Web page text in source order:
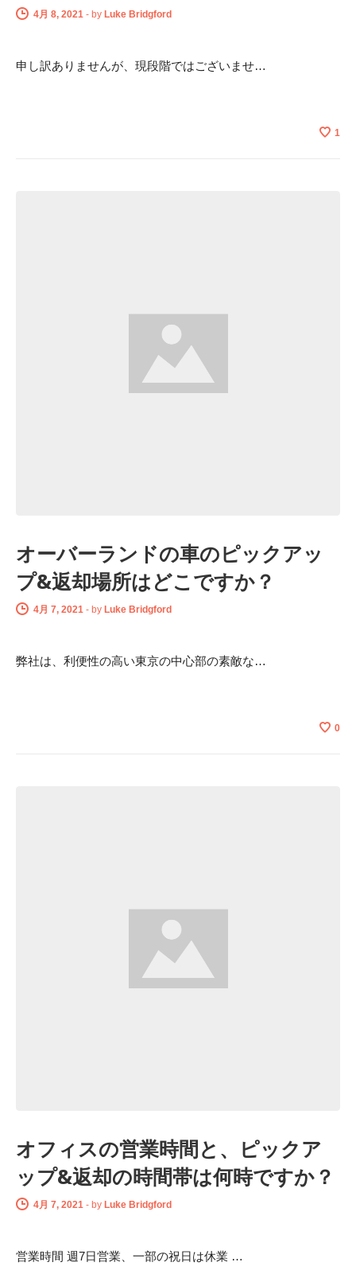
4月 8, 2021 - by Luke Bridgford
申し訳ありませんが、現段階ではございませ…
1
オーバーランドの車のピックアッ
プ&返却場所はどこですか？
4月 7, 2021 - by Luke Bridgford
弊社は、利便性の高い東京の中心部の素敵な…
0
オフィスの営業時間と、ピックア
ップ&返却の時間帯は何時ですか？
4月 7, 2021 - by Luke Bridgford
営業時間 週7日営業、一部の祝日は休業 …